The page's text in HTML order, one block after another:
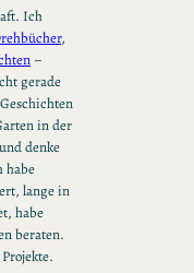
Ich
,
–
gerade
in der
denke
habe
lange in
habe
beraten.